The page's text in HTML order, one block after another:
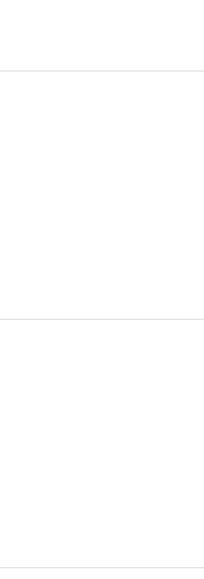
・レンズ交換された
※レンズ交換は販売